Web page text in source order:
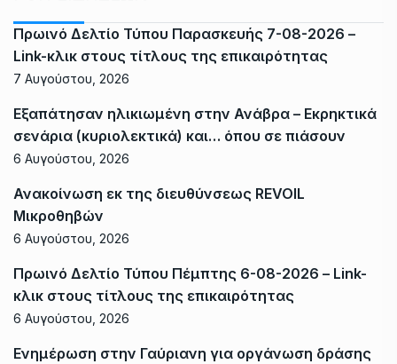
Πρωινό Δελτίο Τύπου Παρασκευής 7-08-2026 –
Link-κλικ στους τίτλους της επικαιρότητας
7 Αυγούστου, 2026
Εξαπάτησαν ηλικιωμένη στην Ανάβρα – Εκρηκτικά
σενάρια (κυριολεκτικά) και… όπου σε πιάσουν
6 Αυγούστου, 2026
Ανακοίνωση εκ της διευθύνσεως REVOIL
Μικροθηβών
6 Αυγούστου, 2026
Πρωινό Δελτίο Τύπου Πέμπτης 6-08-2026 – Link-
κλικ στους τίτλους της επικαιρότητας
6 Αυγούστου, 2026
Ενημέρωση στην Γαύριανη για οργάνωση δράσης